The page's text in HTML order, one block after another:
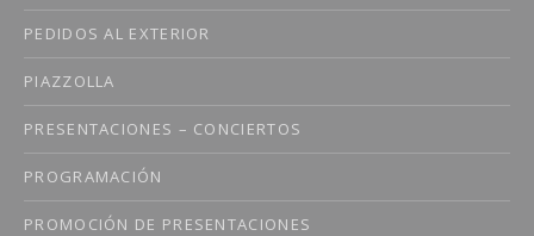
PEDIDOS AL EXTERIOR
PIAZZOLLA
PRESENTACIONES – CONCIERTOS
PROGRAMACIÓN
PROMOCIÓN DE PRESENTACIONES